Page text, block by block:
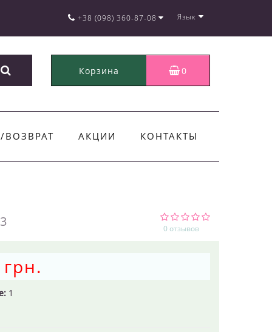
+38 (098) 360-87-08 Язык
Корзина 0
АКЦИИ КОНТАКТЫ
0 отзывов
1